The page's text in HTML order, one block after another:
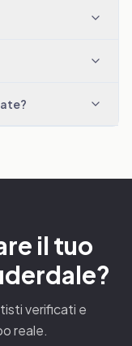
il tuo
verificati e
reale.